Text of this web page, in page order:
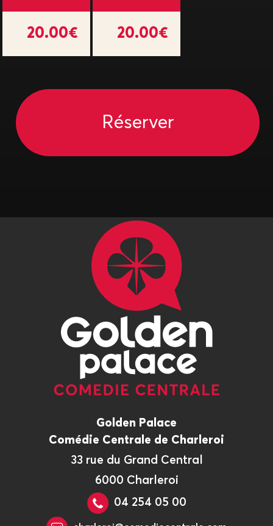
20.00€ 20.00€
Réserver
Golden Palace
Comédie Centrale de Charleroi
33 rue du Grand Central
6000 Charleroi
04 254 05 00